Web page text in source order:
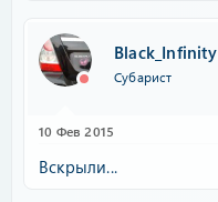
Black_Infinity
Субарист
10 Фев 2015
Вскрыли...